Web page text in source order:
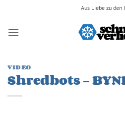
springen
Aus Liebe zu den
VIDEO
Shredbots –